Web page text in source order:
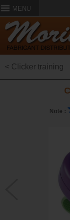
MENU
< Clicker training
Note :